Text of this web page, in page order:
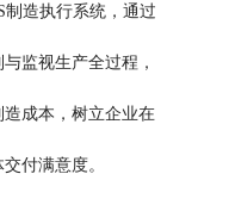
造执行系统，通过
监视生产全过程，
成本，树立企业在
付满意度。